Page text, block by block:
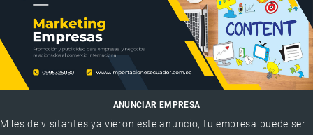
ANUNCIAR EMPRESA
Miles de visitantes ya vieron este anuncio, tu empresa puede ser